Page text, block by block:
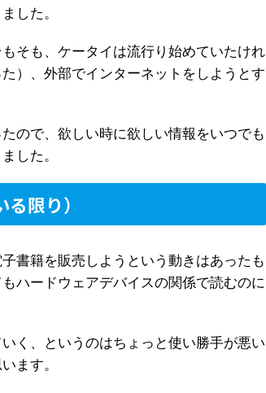
した。
そも、ケータイは流行り始めていたけれ
）、外部でインターネットをしようとす
ので、欲しい時に欲しい情報をいつでも
した。
限り）
書籍を販売しようという動きはあったも
ハードウェアデバイスの関係で読むのに
く、というのはちょっと使い勝手が悪い
ます。